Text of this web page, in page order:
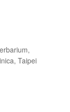
Taipei